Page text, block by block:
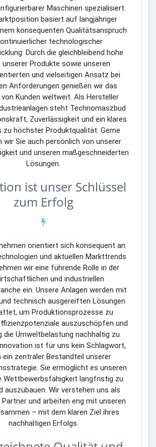
Maschinen spezialisiert.
basiert auf langjähriger
konsequenten Qualitätsanspruch
technologischer
Durch die gleichbleibend hohe
unserer Produkte sowie unseren
und vielseitigen Ansatz bei
Anforderungen genießen wir das
Kunden weltweit. Als Hersteller
steht Technomaszbud
Zuverlässigkeit und ein klares
zu höchster Produktqualität. Gerne
wir Sie auch persönlich von unserer
und unseren maßgeschneiderten
Lösungen.
ist unser Schlüssel
zum Erfolg
orientiert sich konsequent an
und aktuellen Markttrends.
wir eine führende Rolle in der
und industriellen
ein. Unsere Anlagen werden mit
technisch ausgereiften Lösungen
um Produktionsprozesse zu
auszuschöpfen und
die Umweltbelastung nachhaltig zu
ist für uns kein Schlagwort,
ein zentraler Bestandteil unserer
Sie ermöglicht es unseren
Wettbewerbsfähigkeit langfristig zu
auszubauen. Wir verstehen uns als
und arbeiten eng mit unseren
– mit dem klaren Ziel ihres
nachhaltigen Erfolgs.